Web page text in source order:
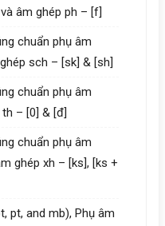
âm ghép ph – [f]
chuẩn phụ âm
sch – [sk] & [sh]
chuẩn phụ âm
– [0] & [đ]
chuẩn phụ âm
ghép xh – [ks], [ks +
pt, and mb), Phụ âm